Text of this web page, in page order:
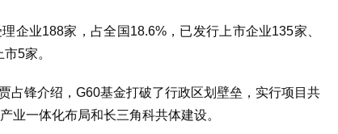
企业188家，占全国18.6%，已发行上市企业135家、
5家。
占锋介绍，G60基金打破了行政区划壁垒，实行项目共
业一体化布局和长三角科共体建设。